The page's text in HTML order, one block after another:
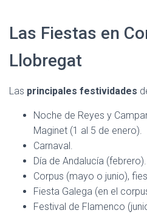
Las Fiestas en
Llobregat
Las principales festividades
Noche de Reyes y
Maginet (1 al 5 de enero).
Carnaval.
Día de Andalucía (febrero).
Corpus (mayo o junio),
Fiesta Galega (en el
Festival de Flamenco